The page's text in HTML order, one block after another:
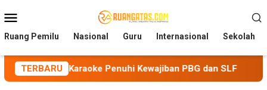
ke
kontenMobile
Ruang Pemilu Nasional Guru Internasional Sekolah
TERBARU
Penuhi Kewajiban PBG dan SLF BEM